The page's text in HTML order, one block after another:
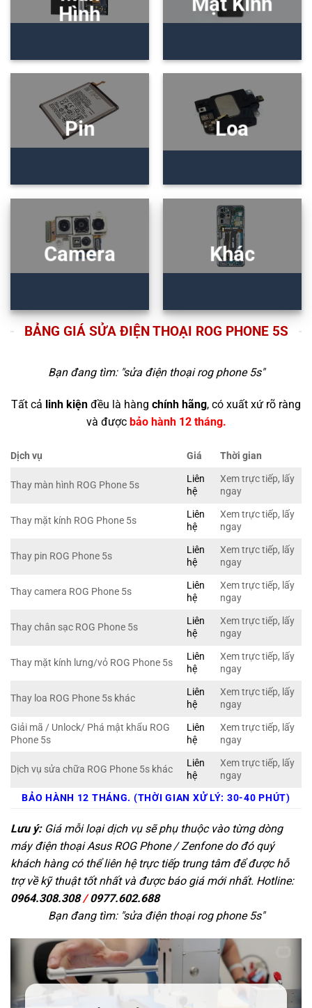
Hình
Pin Loa
Camera Khác
BẢNG GIÁ SỬA ĐIỆN THOẠI ROG PHONE 5S
Bạn đang tìm: "sửa điện thoại rog phone 5s"
Tất cả linh kiện đều là hàng chính hãng, có xuất xứ rõ ràng
và được bảo hành 12 tháng.
Dịch vụ Giá Thời gian
Thay màn hình ROG Phone 5s
Liên
hệ
Xem trực tiếp, lấy
ngay
Thay mặt kính ROG Phone 5s
Liên
hệ
Xem trực tiếp, lấy
ngay
Thay pin ROG Phone 5s
Liên
hệ
Xem trực tiếp, lấy
ngay
Thay camera ROG Phone 5s
Liên
hệ
Xem trực tiếp, lấy
ngay
Thay chân sạc ROG Phone 5s
Liên
hệ
Xem trực tiếp, lấy
ngay
Thay mặt kính lưng/vỏ ROG Phone 5s
Liên
hệ
Xem trực tiếp, lấy
ngay
Thay loa ROG Phone 5s khác
Liên
hệ
Xem trực tiếp, lấy
ngay
Giải mã / Unlock/ Phá mật khẩu ROG
Phone 5s
Liên
hệ
Xem trực tiếp, lấy
ngay
Dịch vụ sửa chữa ROG Phone 5s khác
Liên
hệ
Xem trực tiếp, lấy
ngay
BẢO HÀNH 12 THÁNG. (THỜI GIAN XỬ LÝ: 30-40 PHÚT)
Lưu ý:Giá mỗi loại dịch vụ sẽ phụ thuộc vào từng dòng
máy điện thoại Asus ROG Phone / Zenfone do đó quý
khách hàng có thể liên hệ trực tiếp trung tâm để được hỗ
trợ về kỹ thuật tốt nhất và được báo giá mới nhất. Hotline:
0964.308.308/0977.602.688
Bạn đang tìm: "sửa điện thoại rog phone 5s"